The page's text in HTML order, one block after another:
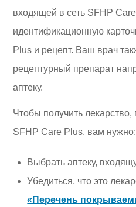
входящей в сеть SFHP
идентификационную
Plus и рецепт. Ваш врач
рецептурный препарат
аптеку.
Чтобы получить
SFHP Care Plus, вам нужно:
Выбрать аптеку,
Убедиться, что это
«Перечень